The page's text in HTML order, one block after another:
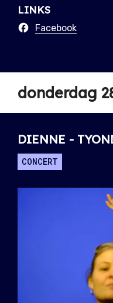
LINKS
Facebook
donderdag
DIENNE -
CONCERT